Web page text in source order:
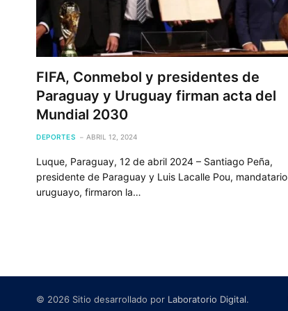
FIFA, Conmebol y presidentes de
Paraguay y Uruguay firman acta del
Mundial 2030
DEPORTES ABRIL 12, 2024
Luque, Paraguay, 12 de abril 2024 – Santiago Peña,
presidente de Paraguay y Luis Lacalle Pou, mandatario
uruguayo, firmaron la…
© 2026 Sitio desarrollado por Laboratorio Digital.